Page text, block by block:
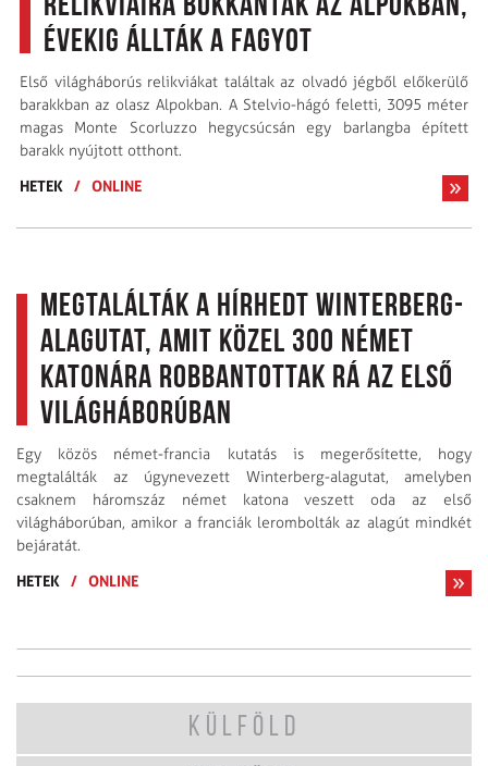
relikviáira bukkantak az Alpokban,
évekig állták a fagyot
Első világháborús relikviákat találtak az olvadó jégből előkerülő
barakkban az olasz Alpokban. A Stelvio-hágó feletti, 3095 méter
magas Monte Scorluzzo hegycsúcsán egy barlangba épített
barakk nyújtott otthont.
HETEK
/ ONLINE
Megtalálták a hírhedt Winterberg-
alagutat, amit közel 300 német
katonára robbantottak rá az első
világháborúban
Egy közös német-francia kutatás is megerősítette, hogy
megtalálták az úgynevezett Winterberg-alagutat, amelyben
csaknem háromszáz német katona veszett oda az első
világháborúban, amikor a franciák lerombolták az alagút mindkét
bejáratát.
HETEK
/ ONLINE
KÜLFÖLD